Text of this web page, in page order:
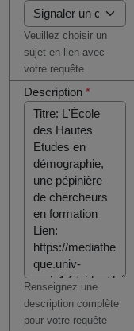
Veuillez choisir un
sujet en lien avec
votre requête
Description*
Renseignez une
description complète
pour votre requête